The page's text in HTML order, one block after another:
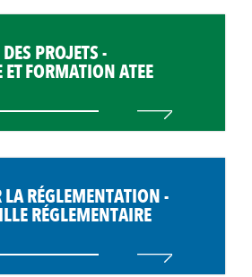
PROJETS -
FORMATION ATEE
LA RÉGLEMENTATION -
RÉGLEMENTAIRE